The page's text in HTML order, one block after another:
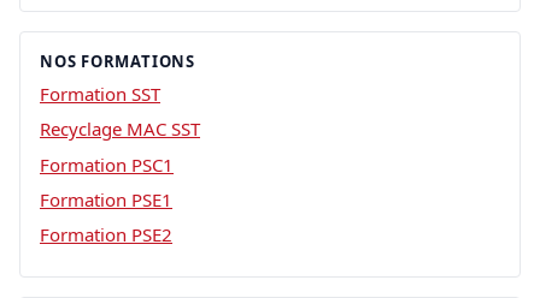
NOS FORMATIONS
Formation SST
Recyclage MAC SST
Formation PSC1
Formation PSE1
Formation PSE2